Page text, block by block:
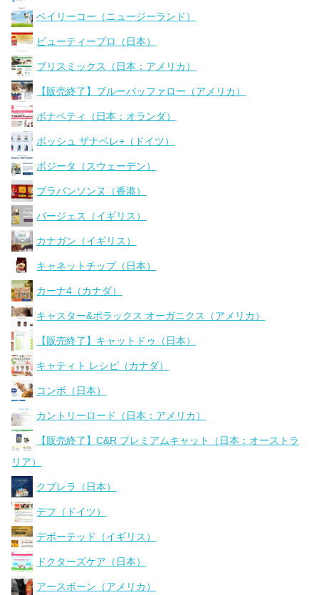
ベイリーコー（ニュージーランド）
ビューティープロ（日本）
ブリスミックス（日本：アメリカ）
【販売終了】ブルーバッファロー（アメリカ）
ボナペティ（日本：オランダ）
ボッシュ ザナベレ+（ドイツ）
ボジータ（スウェーデン）
ブラバンソンヌ（香港）
バージェス（イギリス）
カナガン（イギリス）
キャネットチップ（日本）
カーナ4（カナダ）
キャスター&ポラックス オーガニクス（アメリカ）
【販売終了】キャットドゥ（日本）
キャティト レシピ（カナダ）
コンボ（日本）
カントリーロード（日本：アメリカ）
【販売終了】C&R プレミアムキャット（日本：オーストラ
リア）
クプレラ（日本）
デフ（ドイツ）
デボーテッド（イギリス）
ドクターズケア（日本）
アースボーン（アメリカ）